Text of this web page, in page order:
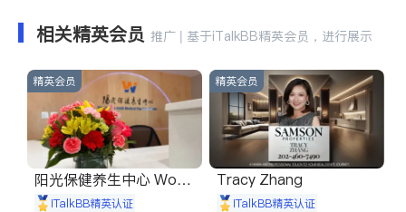
相关精英会员 推广 | 基于iTalkBB精英会员，进行展示
精英会员
阳光保健养生中心 World
shine
iTalkBB精英认证
精英会员
Tracy Zhang
iTalkBB精英认证